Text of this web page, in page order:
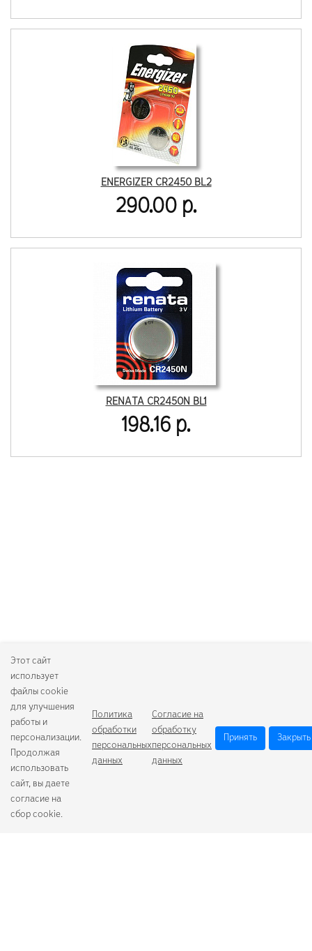
ENERGIZER CR2450 BL2
290.00 р.
RENATA CR2450N BL1
198.16 р.
Этот сайт
использует
файлы cookie
для улучшения
работы и
персонализации.
Продолжая
использовать
сайт, вы даете
согласие на
сбор cookie.
Политика
обработки
персональных
данных
Согласие на
обработку
персональных
данных
Принять Закрыть